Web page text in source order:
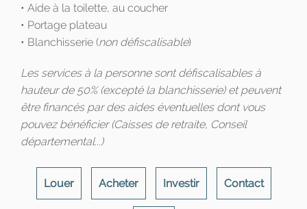
• Aide à la toilette, au coucher
• Portage plateau
• Blanchisserie (non défiscalisable)
Les services à la personne sont défiscalisables à
hauteur de 50% (excepté la blanchisserie) et peuvent
être financés par des aides éventuelles dont vous
pouvez bénéficier (Caisses de retraite, Conseil
départemental...)
Louer Acheter Investir Contact